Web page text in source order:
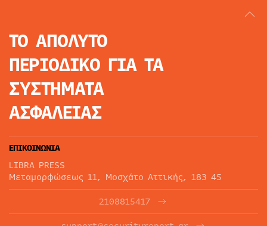
ΤΟ ΑΠΟΛΥΤΟ
ΠΕΡΙΟΔΙΚΟ ΓΙΑ ΤΑ
ΣΥΣΤΗΜΑΤΑ
ΑΣΦΑΛΕΙΑΣ
ΕΠΙΚΟΙΝΩΝΙΑ
LIBRA PRESS
Μεταμορφώσεως 11, Μοσχάτο Αττικής, 183 45
2108815417